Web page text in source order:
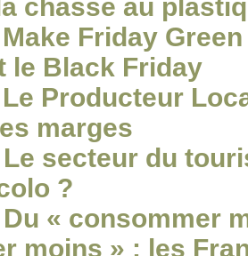
chasse au
Make Friday
le Black Friday
Le Producteur
marges
Le secteur du
?
Du « consommer
moins » : les